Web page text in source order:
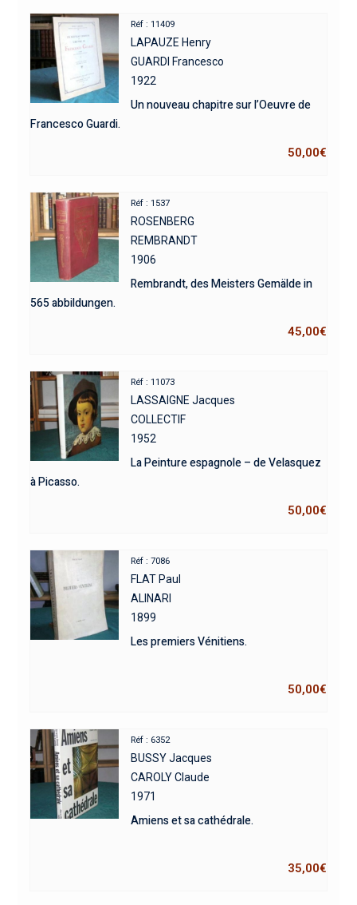
Réf : 11409
LAPAUZE Henry
GUARDI Francesco
1922
Un nouveau chapitre sur l’Oeuvre de
Francesco Guardi.
50,00€
Réf : 1537
ROSENBERG
REMBRANDT
1906
Rembrandt, des Meisters Gemälde in
565 abbildungen.
45,00€
Réf : 11073
LASSAIGNE Jacques
COLLECTIF
1952
La Peinture espagnole – de Velasquez
à Picasso.
50,00€
Réf : 7086
FLAT Paul
ALINARI
1899
Les premiers Vénitiens.
50,00€
Réf : 6352
BUSSY Jacques
CAROLY Claude
1971
Amiens et sa cathédrale.
35,00€